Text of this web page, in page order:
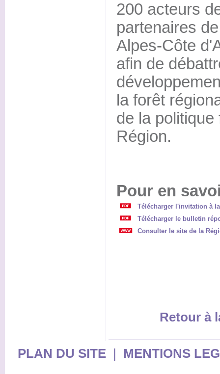
200 acteurs
partenaires
Alpes-Côte
afin de
la forêt
de la
Région.
Pour en
Télécharger l'invitation à
Télécharger le bulletin
Consulter le site de la
Retour à
PLAN DU SITE| MENTIONS